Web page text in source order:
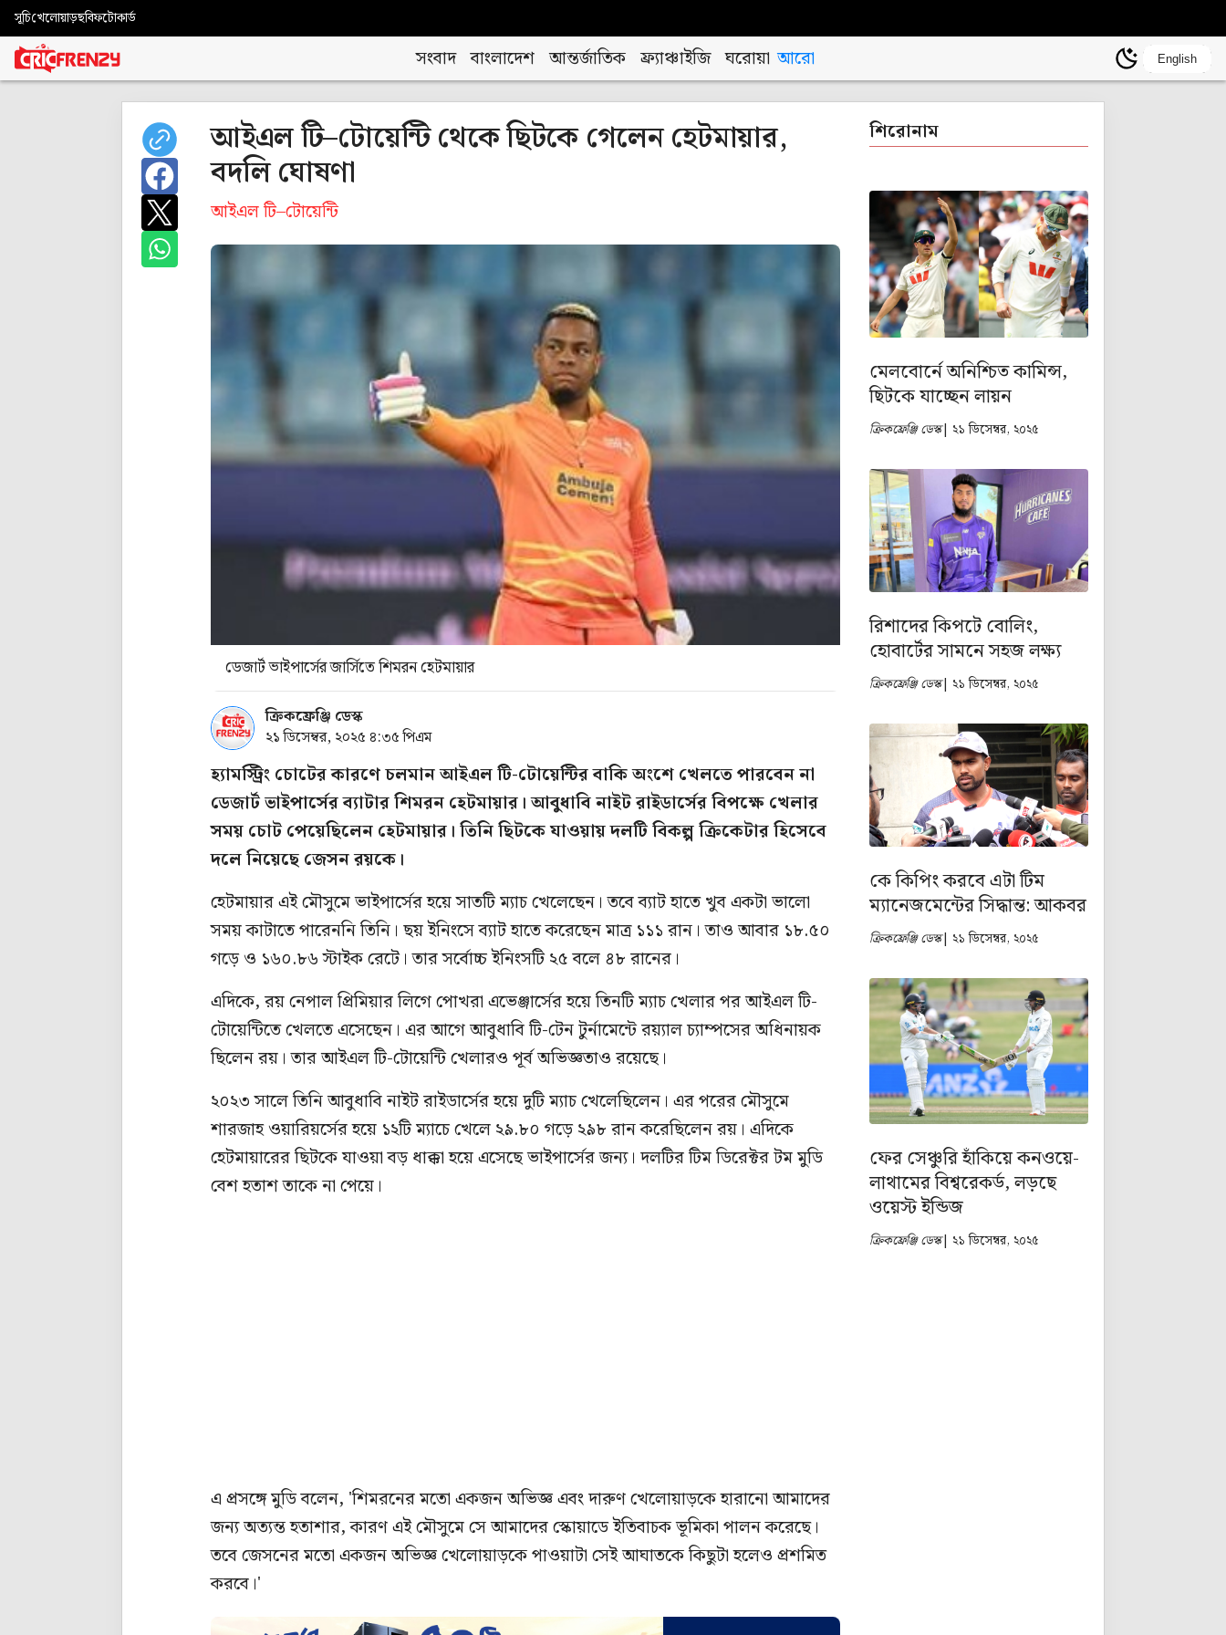
সূচিখেলোয়াড়ছবিফটোকার্ড
সংবাদ বাংলাদেশ আন্তর্জাতিক ফ্র্যাঞ্চাইজি ঘরোয়া আরো English
আইএল টি–টোয়েন্টি থেকে ছিটকে গেলেন হেটমায়ার,
বদলি ঘোষণা
আইএল টি–টোয়েন্টি
ডেজার্ট ভাইপার্সের জার্সিতে শিমরন হেটমায়ার
ক্রিকফ্রেঞ্জি ডেস্ক
২১ ডিসেম্বর, ২০২৫ ৪:৩৫ পিএম
হ্যামস্ট্রিং চোটের কারণে চলমান আইএল টি-টোয়েন্টির বাকি অংশে খেলতে পারবেন না
ডেজার্ট ভাইপার্সের ব্যাটার শিমরন হেটমায়ার। আবুধাবি নাইট রাইডার্সের বিপক্ষে খেলার
সময় চোট পেয়েছিলেন হেটমায়ার। তিনি ছিটকে যাওয়ায় দলটি বিকল্প ক্রিকেটার হিসেবে
দলে নিয়েছে জেসন রয়কে।
হেটমায়ার এই মৌসুমে ভাইপার্সের হয়ে সাতটি ম্যাচ খেলেছেন। তবে ব্যাট হাতে খুব একটা ভালো
সময় কাটাতে পারেননি তিনি। ছয় ইনিংসে ব্যাট হাতে করেছেন মাত্র ১১১ রান। তাও আবার ১৮.৫০
গড়ে ও ১৬০.৮৬ স্টাইক রেটে। তার সর্বোচ্চ ইনিংসটি ২৫ বলে ৪৮ রানের।
এদিকে, রয় নেপাল প্রিমিয়ার লিগে পোখরা এভেঞ্জার্সের হয়ে তিনটি ম্যাচ খেলার পর আইএল টি-
টোয়েন্টিতে খেলতে এসেছেন। এর আগে আবুধাবি টি-টেন টুর্নামেন্টে রয়্যাল চ্যাম্পসের অধিনায়ক
ছিলেন রয়। তার আইএল টি-টোয়েন্টি খেলারও পূর্ব অভিজ্ঞতাও রয়েছে।
২০২৩ সালে তিনি আবুধাবি নাইট রাইডার্সের হয়ে দুটি ম্যাচ খেলেছিলেন। এর পরের মৌসুমে
শারজাহ ওয়ারিয়র্সের হয়ে ১২টি ম্যাচে খেলে ২৯.৮০ গড়ে ২৯৮ রান করেছিলেন রয়। এদিকে
হেটমায়ারের ছিটকে যাওয়া বড় ধাক্কা হয়ে এসেছে ভাইপার্সের জন্য। দলটির টিম ডিরেক্টর টম মুডি
বেশ হতাশ তাকে না পেয়ে।
এ প্রসঙ্গে মুডি বলেন, 'শিমরনের মতো একজন অভিজ্ঞ এবং দারুণ খেলোয়াড়কে হারানো আমাদের
জন্য অত্যন্ত হতাশার, কারণ এই মৌসুমে সে আমাদের স্কোয়াডে ইতিবাচক ভূমিকা পালন করেছে।
তবে জেসনের মতো একজন অভিজ্ঞ খেলোয়াড়কে পাওয়াটা সেই আঘাতকে কিছুটা হলেও প্রশমিত
করবে।'
শিরোনাম
মেলবোর্নে অনিশ্চিত কামিন্স,
ছিটকে যাচ্ছেন লায়ন
ক্রিকফ্রেঞ্জি ডেস্ক| ২১ ডিসেম্বর, ২০২৫
রিশাদের কিপটে বোলিং,
হোবার্টের সামনে সহজ লক্ষ্য
ক্রিকফ্রেঞ্জি ডেস্ক| ২১ ডিসেম্বর, ২০২৫
কে কিপিং করবে এটা টিম
ম্যানেজমেন্টের সিদ্ধান্ত: আকবর
ক্রিকফ্রেঞ্জি ডেস্ক| ২১ ডিসেম্বর, ২০২৫
ফের সেঞ্চুরি হাঁকিয়ে কনওয়ে-
লাথামের বিশ্বরেকর্ড, লড়ছে
ওয়েস্ট ইন্ডিজ
ক্রিকফ্রেঞ্জি ডেস্ক| ২১ ডিসেম্বর, ২০২৫